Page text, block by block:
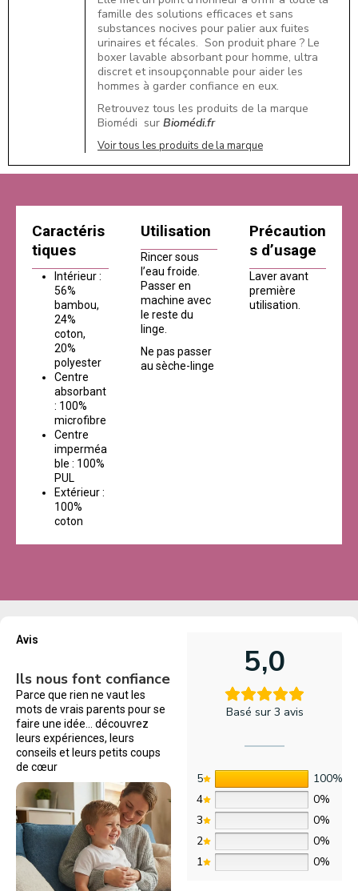
famille des solutions efficaces et sans
substances nocives pour palier aux fuites
urinaires et fécales. Son produit phare ? Le
boxer lavable absorbant pour homme, ultra
discret et insoupçonnable pour aider les
hommes à garder confiance en eux.
Retrouvez tous les produits de la marque
Biomédi sur Biomédi.fr
Voir tous les produits de la marque
Caractéris
tiques
Intérieur :
56%
bambou,
24%
coton,
20%
polyester
Centre
absorbant
: 100%
microfibre
Centre
imperméa
ble : 100%
PUL
Extérieur :
100%
coton
Utilisation
Rincer sous
l’eau froide.
Passer en
machine avec
le reste du
linge.
Ne pas passer
au sèche-linge
Précaution
s d’usage
Laver avant
première
utilisation.
Avis
Ils nous font confiance
Parce que rien ne vaut les
mots de vrais parents pour se
faire une idée… découvrez
leurs expériences, leurs
conseils et leurs petits coups
de cœur
5,0
Basé sur 3 avis
5
100%
4
0%
3
0%
2
0%
1
0%